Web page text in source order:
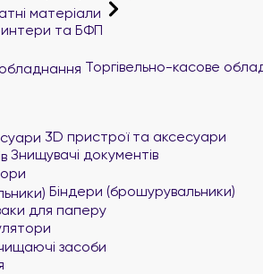
матеріали
та БФП
Торгівельно-касове
3D пристрої та аксесуари
Знищувачі документів
Біндери (брошурувальники)
для паперу
засоби